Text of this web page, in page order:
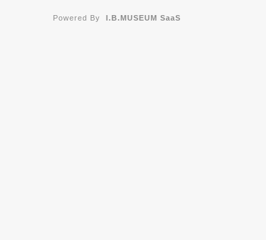
Powered By I.B.MUSEUM SaaS